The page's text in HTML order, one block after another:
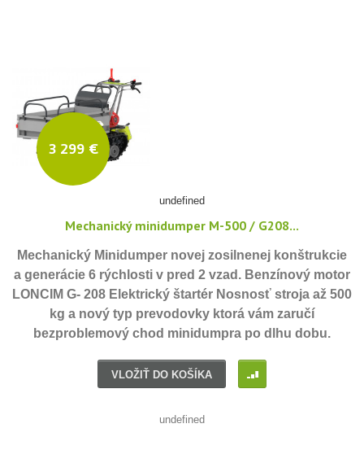
3 299 €
undefined
Mechanický minidumper M-500 / G208...
Mechanický Minidumper novej zosilnenej konštrukcie
a generácie 6 rýchlosti v pred 2 vzad. Benzínový motor
LONCIM G- 208 Elektrický štartér Nosnosť stroja až 500
kg a nový typ prevodovky ktorá vám zaručí
bezproblemový chod minidumpra po dlhu dobu.
VLOŽIŤ DO KOŠÍKA I
undefined